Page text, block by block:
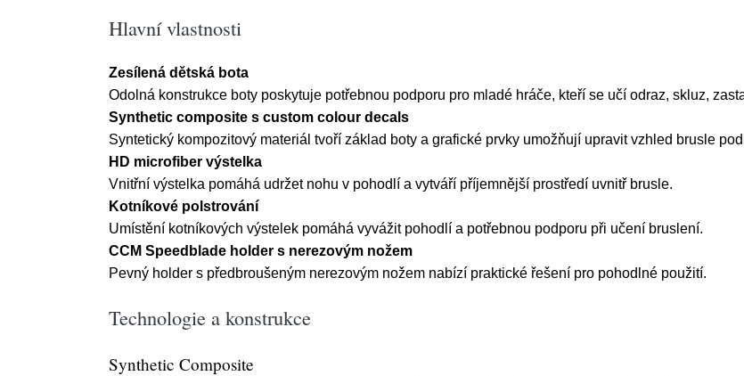
Hlavní vlastnosti
Zesílená dětská bota
Odolná konstrukce boty poskytuje potřebnou podporu pro mladé hráče, kteří se učí odraz, skluz,
Synthetic composite s custom colour decals
Syntetický kompozitový materiál tvoří základ boty a grafické prvky umožňují upravit vzhled brusle
HD microfiber výstelka
Vnitřní výstelka pomáhá udržet nohu v pohodlí a vytváří příjemnější prostředí uvnitř brusle.
Kotníkové polstrování
Umístění kotníkových výstelek pomáhá vyvážit pohodlí a potřebnou podporu při učení bruslení.
CCM Speedblade holder s nerezovým nožem
Pevný holder s předbroušeným nerezovým nožem nabízí praktické řešení pro pohodlné použití.
Technologie a konstrukce
Synthetic Composite